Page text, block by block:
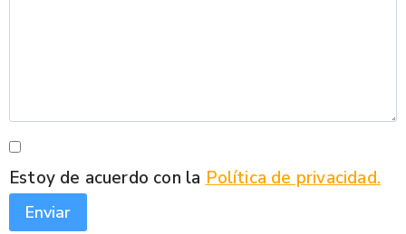
Estoy de acuerdo con la Política de privacidad.
Enviar